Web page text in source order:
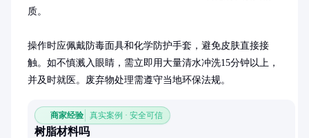
质。
操作时应佩戴防毒面具和化学防护手套，避免皮肤直接接
触。如不慎溅入眼睛，需立即用大量清水冲洗15分钟以上，
并及时就医。废弃物处理需遵守当地环保法规。
商家经验 真实案例 · 安全可信
树脂材料吗